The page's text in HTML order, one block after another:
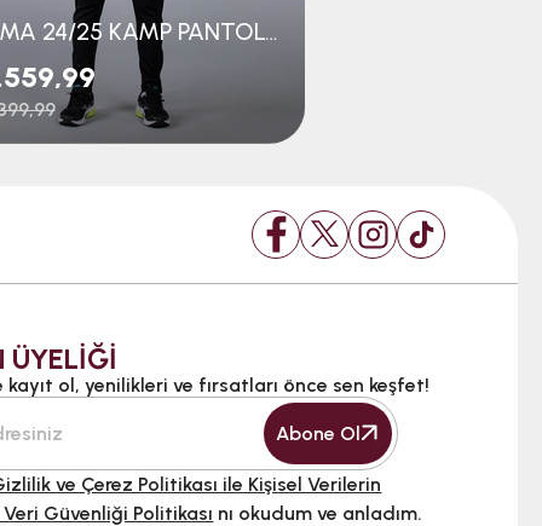
JOMA 24/25 KAMP PANTOLON
ÜYELİĞİ
ol, yenilikleri ve fırsatları önce sen keşfet!
Abone Ol
ve Çerez Politikası ile Kişisel Verilerin
Güvenliği Politikası nı okudum ve anladım.